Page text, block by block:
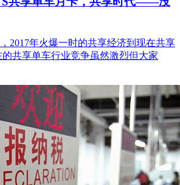
年火爆一时的共享经济到现在共享
共享单车行业竞争虽然激烈但大家